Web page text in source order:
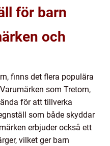
för barn
och
finns det flera populära
som Tretorn,
för att tillverka
som både skyddar
erbjuder också ett
vilket ger barn